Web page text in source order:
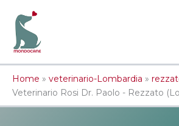
contenuto
Home » veterinario-Lombardia »
Veterinario Rosi Dr. Paolo - Rezzato